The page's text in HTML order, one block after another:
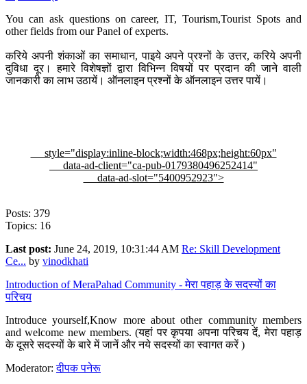
You can ask questions on career, IT, Tourism,Tourist Spots and
other fields from our Panel of experts.
करिये अपनी शंकाओं का समाधान, पाइये अपने प्रश्नों के उत्तर, करिये अपनी
दुविधा दूर। हमारे विशेषज्ञों द्वारा विभिन्न विषयों पर प्रदान की जाने वाली
जानकारी का लाभ उठायें। ऑनलाइन प्रश्नों के ऑनलाइन उत्तर पायें।
style="display:inline-block;width:468px;height:60px"
data-ad-client="ca-pub-0179380496252414"
data-ad-slot="5400952923">
Posts: 379
Topics: 16
Last post: June 24, 2019, 10:31:44 AM Re: Skill Development
Ce... by vinodkhati
Introduction of MeraPahad Community - मेरा पहाड़ के सदस्यों का
परिचय
Introduce yourself,Know more about other community members
and welcome new members. (यहां पर कृपया अपना परिचय दें, मेरा पहाड़
के दूसरे सदस्यों के बारे में जानें और नये सदस्यों का स्वागत करें )
Moderator:दीपक पनेरू